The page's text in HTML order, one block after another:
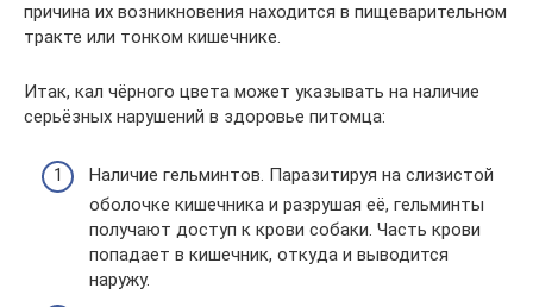
причина их возникновения находится в пищеварительном
тракте или тонком кишечнике.
Итак, кал чёрного цвета может указывать на наличие
серьёзных нарушений в здоровье питомца:
Наличие гельминтов. Паразитируя на слизистой
оболочке кишечника и разрушая её, гельминты
получают доступ к крови собаки. Часть крови
попадает в кишечник, откуда и выводится
наружу.